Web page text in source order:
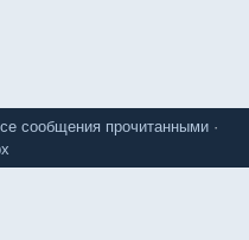
сообщения прочитанными ·